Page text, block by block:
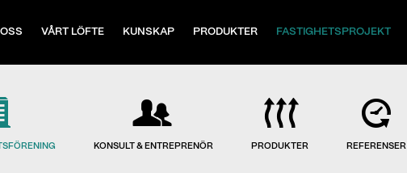
VÅRT LÖFTE KUNSKAP PRODUKTER FASTIGHETSPROJEKT
KONSULT & ENTREPRENÖR PRODUKTER REFERENSER